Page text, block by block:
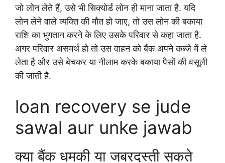
जो लोन लेते हैं, उसे भी सिक्योर्ड लोन ही माना जाता है. यदि
लोन लेने वाले व्यक्ति की मौत हो जाए, तो उस लोन की बकाया
राशि का भुगतान करने के लिए उसके परिवार से कहा जाता है.
अगर परिवार असमर्थ हो तो उस वाहन को बैंक अपने कब्जे में ले
लेता है और उसे बेचकर या नीलाम करके बकाया पैसों की वसूली
की जाती है.
loan recovery se jude
sawal aur unke jawab
क्या बैंक धमकी या जबरदस्ती सकते